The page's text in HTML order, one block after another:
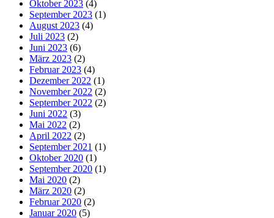
Oktober 2023 (4)
September 2023 (1)
August 2023 (4)
Juli 2023 (2)
Juni 2023 (6)
März 2023 (2)
Februar 2023 (4)
Dezember 2022 (1)
November 2022 (2)
September 2022 (2)
Juni 2022 (3)
Mai 2022 (2)
April 2022 (2)
September 2021 (1)
Oktober 2020 (1)
September 2020 (1)
Mai 2020 (2)
März 2020 (2)
Februar 2020 (2)
Januar 2020 (5)